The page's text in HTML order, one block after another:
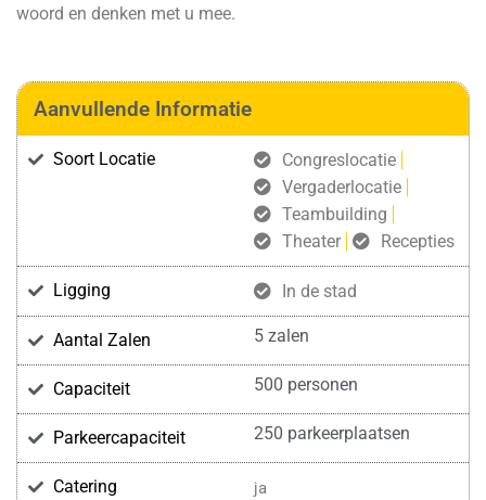
woord en denken met u mee.
Aanvullende Informatie
Soort Locatie
Congreslocatie
Vergaderlocatie
Teambuilding
Theater
Recepties
Ligging In de stad
Aantal Zalen 5 zalen
Capaciteit 500 personen
Parkeercapaciteit 250 parkeerplaatsen
Catering ja